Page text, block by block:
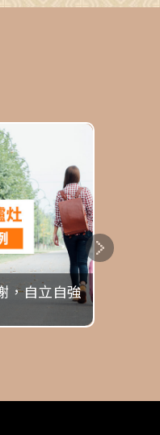
，自立自強